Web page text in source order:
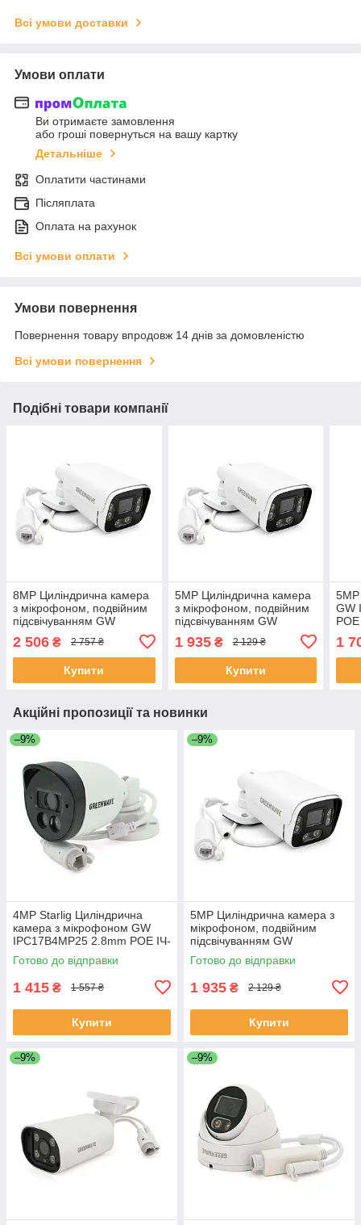
Всі умови доставки
Умови оплати
Ви отримаєте замовлення
або гроші повернуться на вашу картку
Детальніше
Оплатити частинами
Післяплата
Оплата на рахунок
Всі умови оплати
Умови повернення
Повернення товару впродовж 14 днів за домовленістю
Всі умови повернення
Подібні товари компанії
8MP Циліндрична камера
з мікрофоном, подвійним
підсвічуванням GW
POE, LED/IR
Підсвічування (ЕКОБОКС)
2 506 ₴ 2 757 ₴
Купити
5MP Циліндрична камера
з мікрофоном, подвійним
підсвічуванням GW
POE, LED/IR
Підсвічування (ЕКОБОКС)
1 935₴ 2 129 ₴
Купити
GW
1
Акційні пропозиції та новинки
–9%
4MP Starlig Циліндрична
камера з мікрофоном GW
IPC17B4MP25 2.8mm POE ІЧ-
підсвітка ТЕКОБОКС
Готово до відправки
1 415 ₴ 1 557 ₴
Купити
–9%
5MP Циліндрична камера з
мікрофоном, подвійним
підсвічуванням GW
IPC03B5MP30 2.8mm, POE,
LED/IR Підсвічування
Готово до відправки
1 935 ₴ 2 129 ₴
Купити
–9% –9%